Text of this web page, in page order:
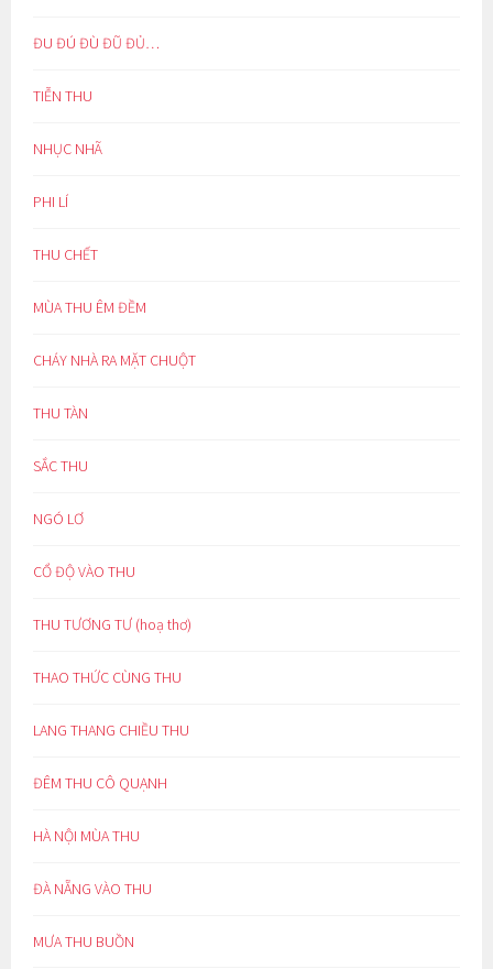
ĐU ĐÚ ĐÙ ĐŨ ĐỦ…
TIỄN THU
NHỤC NHÃ
PHI LÍ
THU CHẾT
MÙA THU ÊM ĐỀM
CHÁY NHÀ RA MẶT CHUỘT
THU TÀN
SẮC THU
NGÓ LƠ
CỔ ĐỘ VÀO THU
THU TƯƠNG TƯ (hoạ thơ)
THAO THỨC CÙNG THU
LANG THANG CHIỀU THU
ĐÊM THU CÔ QUẠNH
HÀ NỘI MÙA THU
ĐÀ NẴNG VÀO THU
MƯA THU BUỒN